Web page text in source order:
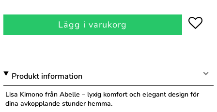
Lägg i varukorg
Produkt information
Lisa Kimono från Abelle – lyxig komfort och elegant design för
dina avkopplande stunder hemma.